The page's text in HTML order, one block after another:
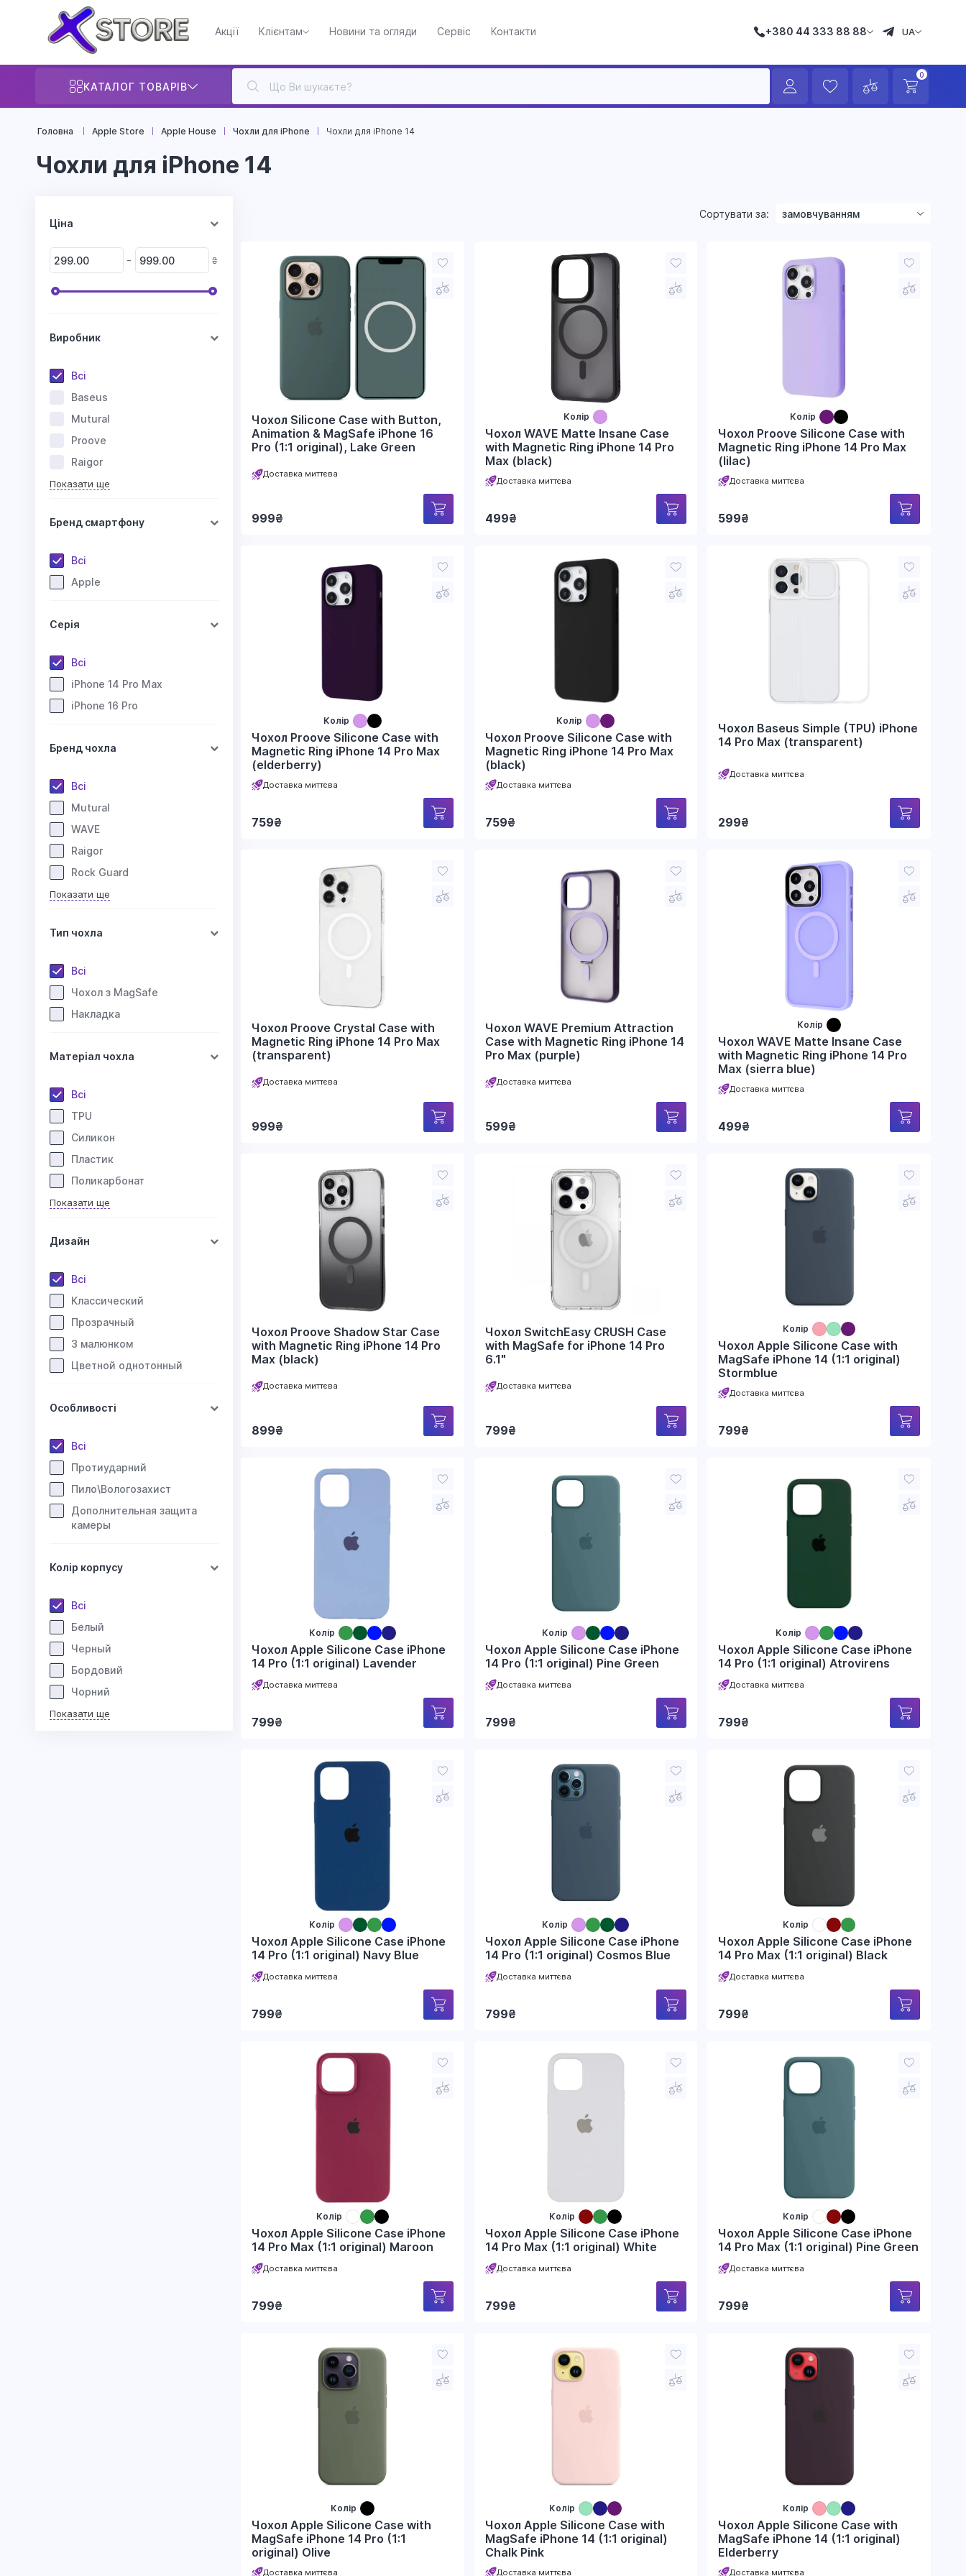
Акції Клієнтам Новини та огляди Сервіс Контакти +380 44 333 88 88 UA
КАТАЛОГ ТОВАРІВ
0
Головна Apple Store Apple House Чохли для iPhone Чохли для iPhone 14
Чохли для iPhone 14
Ціна
- ₴
Виробник
Всі
Baseus
Mutural
Proove
Raigor
Показати ще
Бренд смартфону
Всі
Apple
Серія
Всі
iPhone 14 Pro Max
iPhone 16 Pro
Бренд чохла
Всі
Mutural
WAVE
Raigor
Rock Guard
Показати ще
Тип чохла
Всі
Чохол з MagSafe
Накладка
Матеріал чохла
Всі
TPU
Силикон
Пластик
Поликарбонат
Показати ще
Дизайн
Всі
Классический
Прозрачный
З малюнком
Цветной однотонный
Особливості
Всі
Протиударний
Пило\Вологозахист
Дополнительная защита
камеры
Колір корпусу
Всі
Белый
Черный
Бордовий
Чорний
Показати ще
Сортувати за:
зростанням ціни
зменшенням ціни
назвою
Чохол Silicone Case with Button,
Animation & MagSafe iPhone 16
Pro (1:1 original), Lake Green
Доставка миттєва
999₴
Колір
Чохол WAVE Matte Insane Case
with Magnetic Ring iPhone 14 Pro
Max (black)
Доставка миттєва
499₴
Колір
Чохол Proove Silicone Case with
Magnetic Ring iPhone 14 Pro Max
(lilac)
Доставка миттєва
599₴
Колір
Чохол Proove Silicone Case with
Magnetic Ring iPhone 14 Pro Max
(elderberry)
Доставка миттєва
759₴
Колір
Чохол Proove Silicone Case with
Magnetic Ring iPhone 14 Pro Max
(black)
Доставка миттєва
759₴
Чохол Baseus Simple (TPU) iPhone
14 Pro Max (transparent)
Доставка миттєва
299₴
Чохол Proove Crystal Case with
Magnetic Ring iPhone 14 Pro Max
(transparent)
Доставка миттєва
999₴
Чохол WAVE Premium Attraction
Case with Magnetic Ring iPhone 14
Pro Max (purple)
Доставка миттєва
599₴
Колір
Чохол WAVE Matte Insane Case
with Magnetic Ring iPhone 14 Pro
Max (sierra blue)
Доставка миттєва
499₴
Чохол Proove Shadow Star Case
with Magnetic Ring iPhone 14 Pro
Max (black)
Доставка миттєва
899₴
Чохол SwitchEasy CRUSH Case
with MagSafe for iPhone 14 Pro
6.1"
Доставка миттєва
799₴
Колір
Чохол Apple Silicone Case with
MagSafe iPhone 14 (1:1 original)
Stormblue
Доставка миттєва
799₴
Колір
Чохол Apple Silicone Case iPhone
14 Pro (1:1 original) Lavender
Доставка миттєва
799₴
Колір
Чохол Apple Silicone Case iPhone
14 Pro (1:1 original) Pine Green
Доставка миттєва
799₴
Колір
Чохол Apple Silicone Case iPhone
14 Pro (1:1 original) Atrovirens
Доставка миттєва
799₴
Колір
Чохол Apple Silicone Case iPhone
14 Pro (1:1 original) Navy Blue
Доставка миттєва
799₴
Колір
Чохол Apple Silicone Case iPhone
14 Pro (1:1 original) Cosmos Blue
Доставка миттєва
799₴
Колір
Чохол Apple Silicone Case iPhone
14 Pro Max (1:1 original) Black
Доставка миттєва
799₴
Колір
Чохол Apple Silicone Case iPhone
14 Pro Max (1:1 original) Maroon
Доставка миттєва
799₴
Колір
Чохол Apple Silicone Case iPhone
14 Pro Max (1:1 original) White
Доставка миттєва
799₴
Колір
Чохол Apple Silicone Case iPhone
14 Pro Max (1:1 original) Pine Green
Доставка миттєва
799₴
Колір
Чохол Apple Silicone Case with
MagSafe iPhone 14 Pro (1:1
original) Olive
Доставка миттєва
Колір
Чохол Apple Silicone Case with
MagSafe iPhone 14 (1:1 original)
Chalk Pink
Доставка миттєва
Колір
Чохол Apple Silicone Case with
MagSafe iPhone 14 (1:1 original)
Elderberry
Доставка миттєва